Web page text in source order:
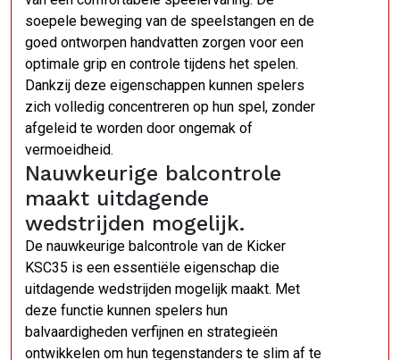
soepele beweging van de speelstangen en de
goed ontworpen handvatten zorgen voor een
optimale grip en controle tijdens het spelen.
Dankzij deze eigenschappen kunnen spelers
zich volledig concentreren op hun spel, zonder
afgeleid te worden door ongemak of
vermoeidheid.
Nauwkeurige balcontrole
maakt uitdagende
wedstrijden mogelijk.
De nauwkeurige balcontrole van de Kicker
KSC35 is een essentiële eigenschap die
uitdagende wedstrijden mogelijk maakt. Met
deze functie kunnen spelers hun
balvaardigheden verfijnen en strategieën
ontwikkelen om hun tegenstanders te slim af te